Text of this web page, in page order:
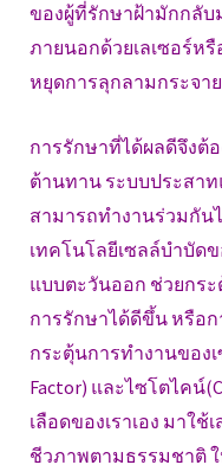
ของผู้ที่รักษาฝ้ามักกลับ
ภายนอกด้วยเลเซอร์ห
หยุดการลุกลามกระจา
การรักษาที่ได้ผลดีจึงต้
ต้านทาน ระบบประสา
สามารถทำงานร่วมกัน
เทคโนโลยีเซลล์บำบัด
แบบตะวันออก ช่วยกร
การรักษาได้ดีขึ้น หรือก
กระตุ้นการทำงานของ
Factor) และไซโตไคน์
เลือดของเราเอง มาใ
ชีวภาพตามธรรมชาติ